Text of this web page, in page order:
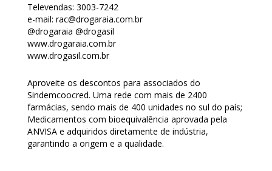
Televendas: 3003-7242
e-mail: rac@drogaraia.com.br
@drogaraia @drogasil
www.drogaraia.com.br
www.drogasil.com.br
Aproveite os descontos para associados do
Sindemcoocred. Uma rede com mais de 2400
farmácias, sendo mais de 400 unidades no sul do país;
Medicamentos com bioequivalência aprovada pela
ANVISA e adquiridos diretamente de indústria,
garantindo a origem e a qualidade.